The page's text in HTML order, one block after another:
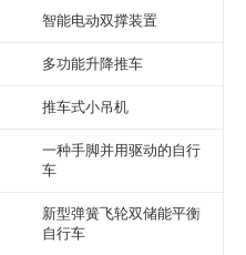
智能电动双撑装置
多功能升降推车
推车式小吊机
一种手脚并用驱动的自行
车
新型弹簧飞轮双储能平衡
自行车